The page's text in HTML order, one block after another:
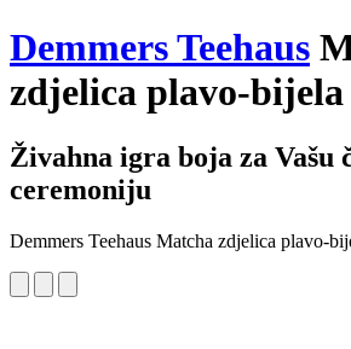
Demmers Teehaus
zdjelica plavo-bijela
Živahna igra boja za Vašu
ceremoniju
Demmers Teehaus Matcha zdjelica plavo-